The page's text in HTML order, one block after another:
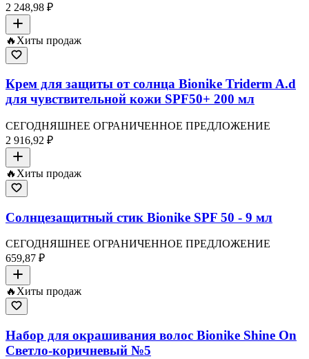
2 248,98 ₽
🔥 Хиты продаж
Крем для защиты от солнца Bionike Triderm A.d
для чувствительной кожи SPF50+ 200 мл
СЕГОДНЯШНЕЕ ОГРАНИЧЕННОЕ ПРЕДЛОЖЕНИЕ
2 916,92 ₽
🔥 Хиты продаж
Солнцезащитный стик Bionike SPF 50 - 9 мл
СЕГОДНЯШНЕЕ ОГРАНИЧЕННОЕ ПРЕДЛОЖЕНИЕ
659,87 ₽
🔥Хиты продаж
Набор для окрашивания волос Bionike Shine On
Светло-коричневый №5